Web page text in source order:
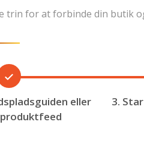
trin for at forbinde din butik
eller
3.